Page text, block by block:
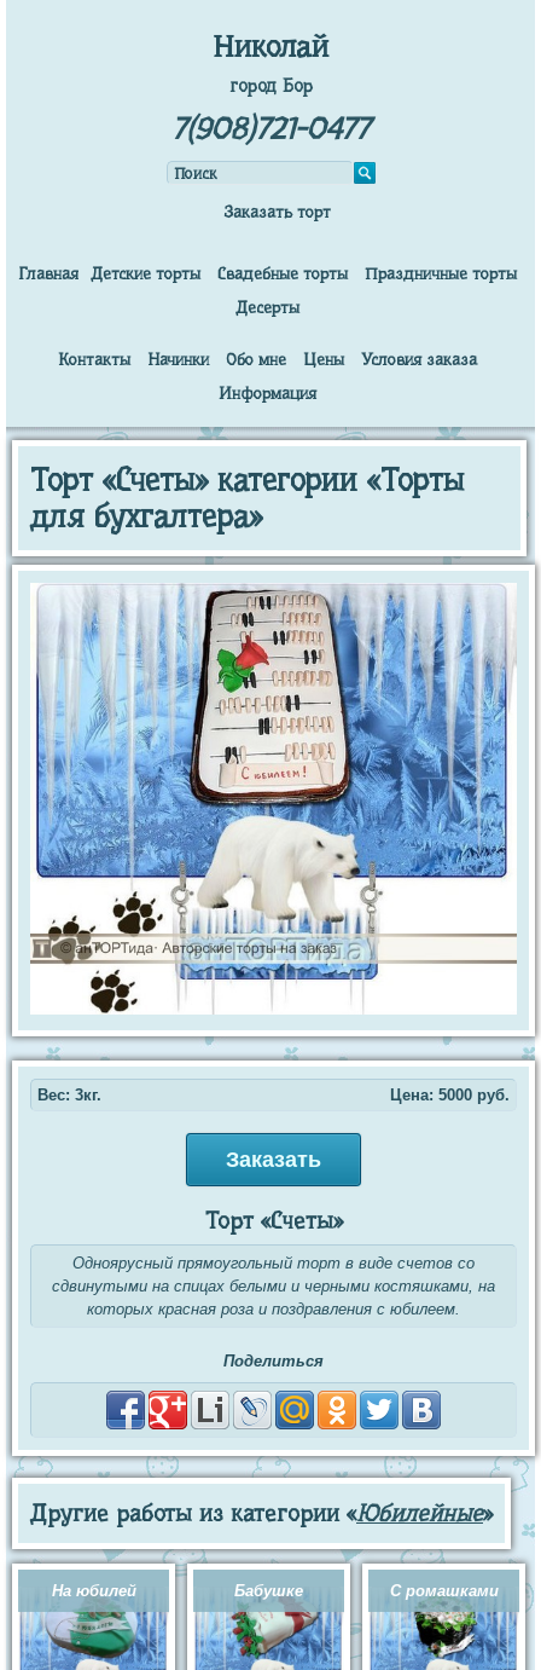
Николай
город Бор
7(908)721-0477
Заказать торт
Главная Детские торты Свадебные торты
Праздничные торты
Десерты
Контакты Начинки Обо мне Цены
Условия заказа
Информация
Торт «Счеты» категории «Торты
для бухгалтера»
Вес: 3кг. Цена: 5000 руб.
Заказать
Торт «Счеты»
Одноярусный прямоугольный торт в виде счетов со
сдвинутыми на спицах белыми и черными костяшками, на
которых красная роза и поздравления с юбилеем.
Поделиться
Другие работы из категории «Юбилейные»
На юбилей Бабушке С ромашками